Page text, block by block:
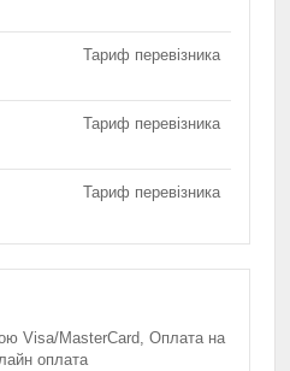
Тариф перевізника
Тариф перевізника
Тариф перевізника
Visa/MasterCard, Оплата на
оплата